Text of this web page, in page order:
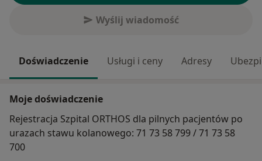
Wyślij wiadomość
Doświadczenie Usługi i ceny Adresy
Moje doświadczenie
Rejestracja Szpital ORTHOS dla pilnych pacjentów po
urazach stawu kolanowego: 71 73 58 799 / 71 73 58
700